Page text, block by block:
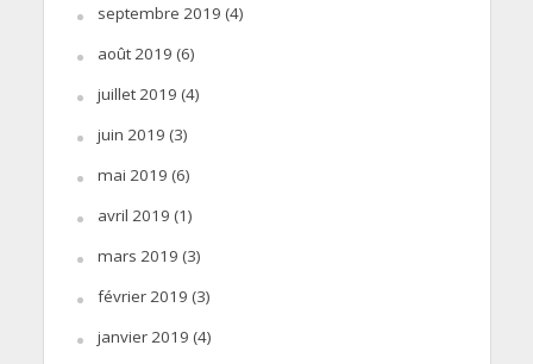
septembre 2019 (4)
août 2019 (6)
juillet 2019 (4)
juin 2019 (3)
mai 2019 (6)
avril 2019 (1)
mars 2019 (3)
février 2019 (3)
janvier 2019 (4)